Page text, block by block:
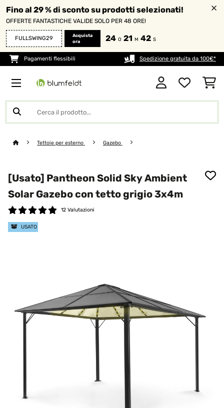
Fino al 29 % di sconto su prodotti selezionati!
OFFERTE FANTASTICHE VALIDE SOLO PER 48 ORE!
FULLSWING29
Acquista
ora
24 O 21 M 41 S
Pagamenti flessibili Spedizione gratuita da 100€*
Tettoie per esterno Gazebo
[Usato] Pantheon Solid Sky Ambient
Solar Gazebo con tetto grigio 3x4m
12 Valutazioni
USATO